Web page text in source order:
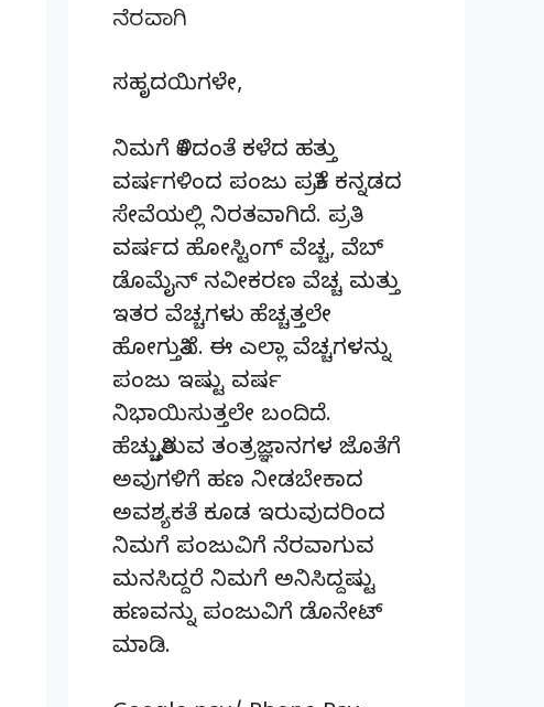
ನೆರವಾಗಿ
ಸಹೃದಯಿಗಳೇ,
ನಿಮಗೆ ತಿಳಿದಂತೆ ಕಳೆದ ಹತ್ತು
ವರ್ಷಗಳಿಂದ ಪಂಜು ಪತ್ರಿಕೆ ಕನ್ನಡದ
ಸೇವೆಯಲ್ಲಿ ನಿರತವಾಗಿದೆ. ಪ್ರತಿ
ವರ್ಷದ ಹೋಸ್ಟಿಂಗ್‌ ವೆಚ್ಚ, ವೆಬ್‌
ಡೊಮೈನ್‌ ನವೀಕರಣ ವೆಚ್ಚ ಮತ್ತು
ಇತರ ವೆಚ್ಚಗಳು ಹೆಚ್ಚತ್ತಲೇ
ಹೋಗುತ್ತಿವೆ. ಈ ಎಲ್ಲಾ ವೆಚ್ಚಗಳನ್ನು
ಪಂಜು ಇಷ್ಟು ವರ್ಷ
ನಿಭಾಯಿಸುತ್ತಲೇ ಬಂದಿದೆ.
ಹೆಚ್ಚುತ್ತಿರುವ ತಂತ್ರಜ್ಞಾನಗಳ ಜೊತೆಗೆ
ಅವುಗಳಿಗೆ ಹಣ ನೀಡಬೇಕಾದ
ಅವಶ್ಯಕತೆ ಕೂಡ ಇರುವುದರಿಂದ
ನಿಮಗೆ ಪಂಜುವಿಗೆ ನೆರವಾಗುವ
ಮನಸಿದ್ದರೆ ನಿಮಗೆ ಅನಿಸಿದ್ದಷ್ಟು
ಹಣವನ್ನು ಪಂಜುವಿಗೆ ಡೊನೇಟ್‌
ಮಾಡಿ.